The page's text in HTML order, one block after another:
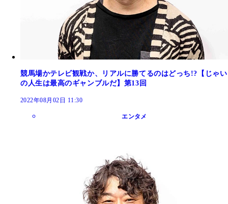
競馬場かテレビ観戦か、リアルに勝てるのはどっち!?【じゃい
の人生は最高のギャンブルだ】第13回
2022年08月02日 11:30
エンタメ